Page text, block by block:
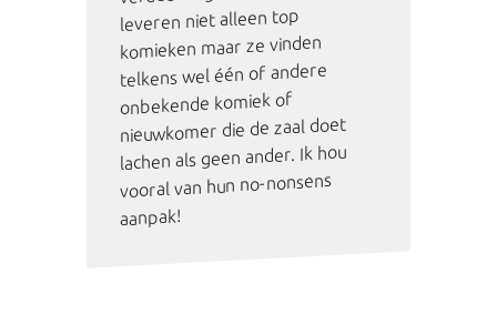
leveren niet alleen top
komieken maar ze vinden
telkens wel één of andere
onbekende komiek of
nieuwkomer die de zaal doet
lachen als geen ander. Ik hou
vooral van hun no-nonsens
aanpak!